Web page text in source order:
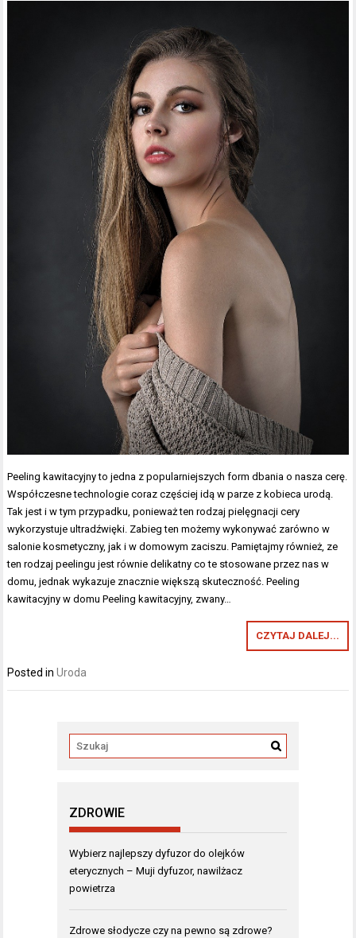
Peeling kawitacyjny to jedna z popularniejszych form dbania o nasza cerę.
Współczesne technologie coraz częściej idą w parze z kobieca urodą.
Tak jest i w tym przypadku, ponieważ ten rodzaj pielęgnacji cery
wykorzystuje ultradźwięki. Zabieg ten możemy wykonywać zarówno w
salonie kosmetyczny, jak i w domowym zaciszu. Pamiętajmy również, ze
ten rodzaj peelingu jest równie delikatny co te stosowane przez nas w
domu, jednak wykazuje znacznie większą skuteczność. Peeling
kawitacyjny w domu Peeling kawitacyjny, zwany…
CZYTAJ DALEJ...
Posted inUroda
ZDROWIE
Wybierz najlepszy dyfuzor do olejków
eterycznych – Muji dyfuzor, nawilżacz
powietrza
Zdrowe słodycze czy na pewno są zdrowe?